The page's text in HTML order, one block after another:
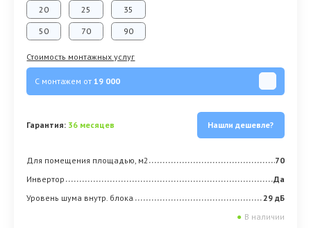
20 25 35
50 70 90
Стоимость монтажных услуг
С монтажем от19 000
Гарантия: 36 месяцев Нашли дешевле?
Для помещения площадью, м2
70
Инвертор
Да
Уровень шума внутр. блока
29 дБ
● В наличии